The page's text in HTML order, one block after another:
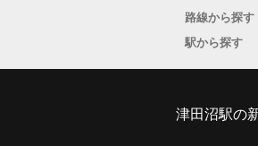
路線から探す
駅から探す
津田沼駅の